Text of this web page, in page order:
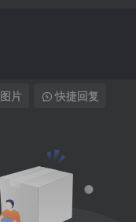
图片 快捷回复